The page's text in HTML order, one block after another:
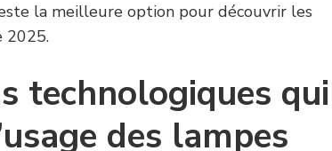
la meilleure option pour découvrir les
2025.
technologiques qui
des lampes